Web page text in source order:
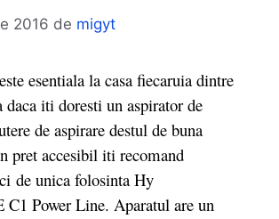
2016 de migyt
esentiala la casa fiecaruia dintre
daca iti doresti un aspirator de
de aspirare destul de buna
pret accesibil iti recomand
de unica folosinta Hy
Power Line. Aparatul are un